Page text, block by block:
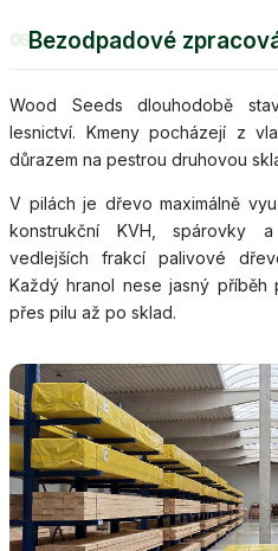
06Bezodpadové
Wood Seeds dlouhodobě
lesnictví. Kmeny pocházejí z
důrazem na pestrou druhovou
V pilách je dřevo maximálně
konstrukční KVH, spárovky
vedlejších frakcí palivové
Každý hranol nese jasný
přes pilu až po sklad.